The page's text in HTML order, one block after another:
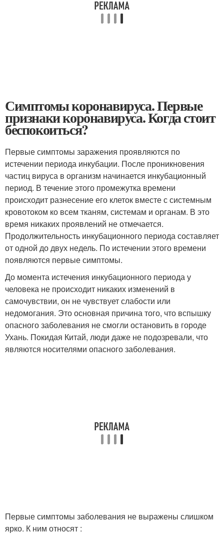
Симптомы коронавируса. Первые
признаки коронавируса. Когда стоит
беспокоиться?
Первые симптомы заражения проявляются по
истечении периода инкубации. После проникновения
частиц вируса в организм начинается инкубационный
период. В течение этого промежутка времени
происходит разнесение его клеток вместе с системным
кровотоком ко всем тканям, системам и органам. В это
время никаких проявлений не отмечается.
Продолжительность инкубационного периода составляет
от одной до двух недель. По истечении этого времени
появляются первые симптомы.
До момента истечения инкубационного периода у
человека не происходит никаких изменений в
самочувствии, он не чувствует слабости или
недомогания. Это основная причина того, что вспышку
опасного заболевания не смогли остановить в городе
Ухань. Покидая Китай, люди даже не подозревали, что
являются носителями опасного заболевания.
Первые симптомы заболевания не выражены слишком
ярко. К ним относят :